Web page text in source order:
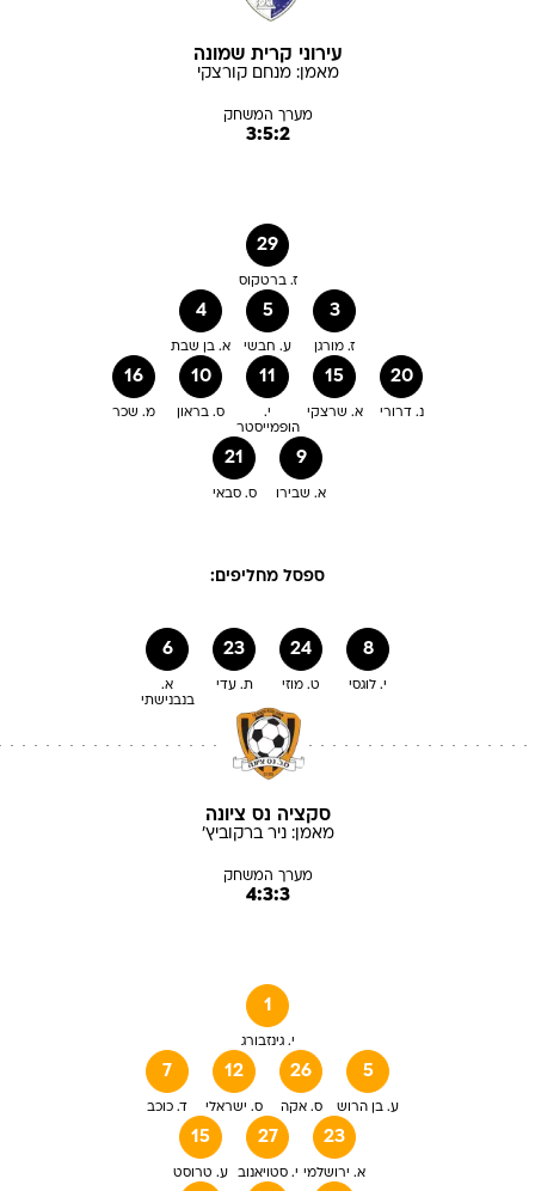
עירוני קרית שמונה
מאמן:מנחם קורצקי
מערך המשחק
3:5:2
29
ז. ברטקוס
4
א. בן שבת
5
ע. חבשי
3
ז. מורגן
16
מ. שכר
10
ס. בראון
11
י.
הופמייסטר
15
א. שרצקי
20
נ. דרורי
21
ס. סבאי
9
א. שבירו
ספסל מחליפים:
6
א.
בנבנישתי
23
ת. עדי
24
ט. מוזי
8
י. לוגסי
סקציה נס ציונה
מאמן:ניר ברקוביץ'
מערך המשחק
4:3:3
1
י. גינזבורג
7
ד. כוכב
12
ס. ישראלי
26
ס. אקה
5
ע. בן הרוש
15
ע. טרוסט
27
י. סטויאנוב
23
א. ירושלמי